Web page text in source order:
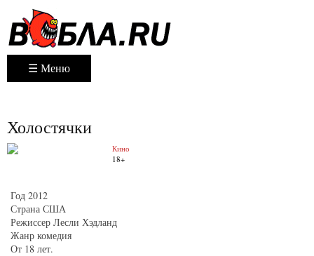
☰ Меню
Холостячки
Кино
18+
Год 2012
Страна США
Режиссер Лесли Хэдланд
Жанр комедия
От 18 лет.